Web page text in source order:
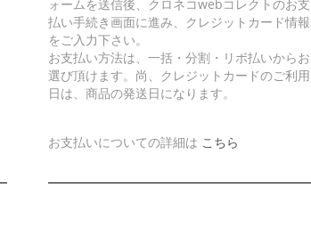
ォームを送信後、クロネコwebコレクトのお支
払い手続き画面に進み、クレジットカード情報
をご入力下さい。
お支払い方法は、一括・分割・リボ払いからお
選び頂けます。尚、クレジットカードのご利用
日は、商品の発送日になります。
お支払いについての詳細は こちら